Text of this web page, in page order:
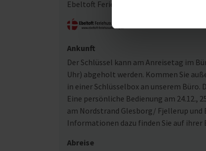
Ebeltoft Feriehusudlejning
Ankunft
Der Schlüssel kann am Anreisetag im
Uhr) abgeholt werden. Kommen Sie
in einer Schlüsselbox an unserem Büro.
Eine persönliche Bedienung am 24.12.,
am Nordstrand Glesborg/ Fjellerup und
Informationen dazu finden Sie auf
Abreise